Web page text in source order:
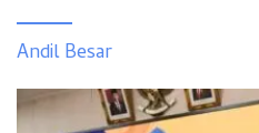
Andil Besar